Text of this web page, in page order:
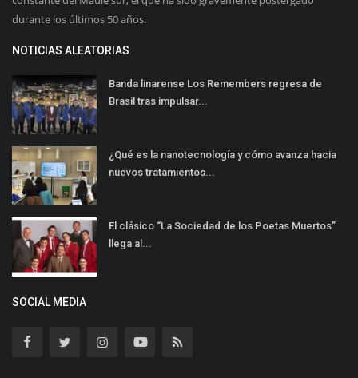
durante los últimos 50 años.
NOTICIAS ALEATORIAS
Banda linarense Los Remembers regresa de
Brasil tras impulsar...
¿Qué es la nanotecnología y cómo avanza hacia
nuevos tratamientos...
El clásico “La Sociedad de los Poetas Muertos”
llega al...
SOCIAL MEDIA